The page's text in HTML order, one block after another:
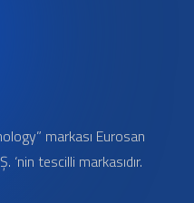
markası Eurosan
‘nin tescilli markasıdır.